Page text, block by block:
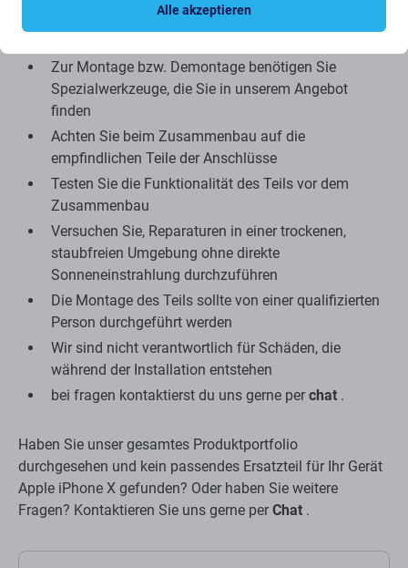
Montage und Tipps:
Zur Montage bzw. Demontage benötigen Sie
Spezialwerkzeuge, die Sie in unserem Angebot
finden
Achten Sie beim Zusammenbau auf die
empfindlichen Teile der Anschlüsse
Testen Sie die Funktionalität des Teils vor dem
Zusammenbau
Versuchen Sie, Reparaturen in einer trockenen,
staubfreien Umgebung ohne direkte
Sonneneinstrahlung durchzuführen
Die Montage des Teils sollte von einer qualifizierten
Person durchgeführt werden
Wir sind nicht verantwortlich für Schäden, die
während der Installation entstehen
bei fragen kontaktierst du uns gerne per chat .
Haben Sie unser gesamtes Produktportfolio
durchgesehen und kein passendes Ersatzteil für Ihr Gerät
Apple iPhone X gefunden? Oder haben Sie weitere
Fragen? Kontaktieren Sie uns gerne per Chat .
Alle akzeptieren